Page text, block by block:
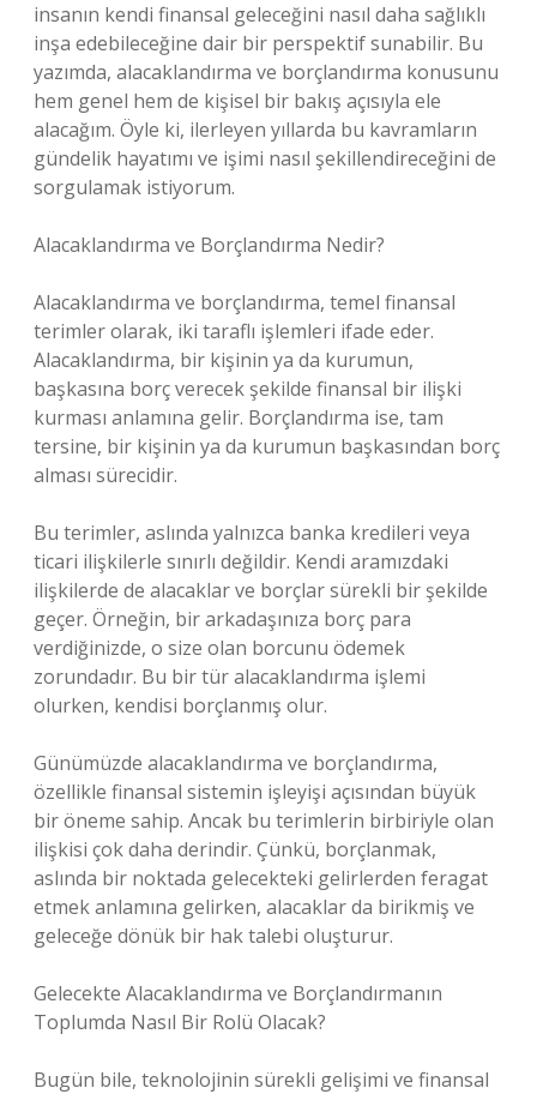
insanın kendi finansal geleceğini nasıl daha sağlıklı
inşa edebileceğine dair bir perspektif sunabilir. Bu
yazımda, alacaklandırma ve borçlandırma konusunu
hem genel hem de kişisel bir bakış açısıyla ele
alacağım. Öyle ki, ilerleyen yıllarda bu kavramların
gündelik hayatımı ve işimi nasıl şekillendireceğini de
sorgulamak istiyorum.
Alacaklandırma ve Borçlandırma Nedir?
Alacaklandırma ve borçlandırma, temel finansal
terimler olarak, iki taraflı işlemleri ifade eder.
Alacaklandırma, bir kişinin ya da kurumun,
başkasına borç verecek şekilde finansal bir ilişki
kurması anlamına gelir. Borçlandırma ise, tam
tersine, bir kişinin ya da kurumun başkasından borç
alması sürecidir.
Bu terimler, aslında yalnızca banka kredileri veya
ticari ilişkilerle sınırlı değildir. Kendi aramızdaki
ilişkilerde de alacaklar ve borçlar sürekli bir şekilde
geçer. Örneğin, bir arkadaşınıza borç para
verdiğinizde, o size olan borcunu ödemek
zorundadır. Bu bir tür alacaklandırma işlemi
olurken, kendisi borçlanmış olur.
Günümüzde alacaklandırma ve borçlandırma,
özellikle finansal sistemin işleyişi açısından büyük
bir öneme sahip. Ancak bu terimlerin birbiriyle olan
ilişkisi çok daha derindir. Çünkü, borçlanmak,
aslında bir noktada gelecekteki gelirlerden feragat
etmek anlamına gelirken, alacaklar da birikmiş ve
geleceğe dönük bir hak talebi oluşturur.
Gelecekte Alacaklandırma ve Borçlandırmanın
Toplumda Nasıl Bir Rolü Olacak?
Bugün bile, teknolojinin sürekli gelişimi ve finansal